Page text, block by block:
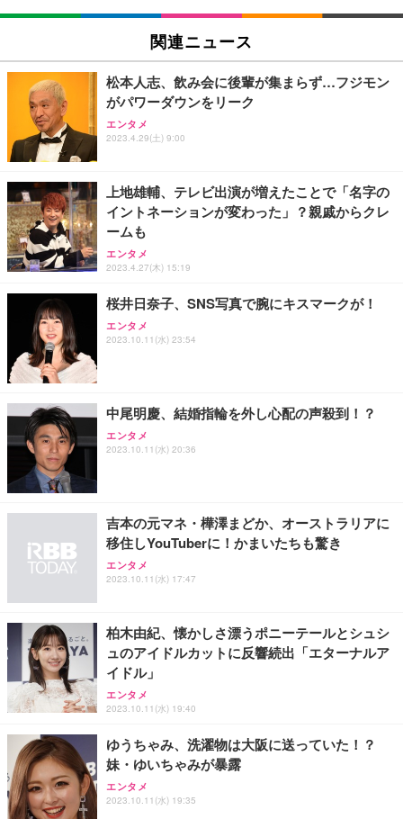
SIHOO B100 オフィスチェア／デスクチェア メッシ
ュチェア 人間工学 疲れない ブラック
￥27,999
Sezlife オフィスチェア デスクチェア 疲れない テレ
ワーク チェア 強化バックレスト 30度ロッキング機
能 人間工学 椅子 腰サポート 90度跳ね上げ式アーム
ョン PCチェア 通気性メッシュ ゲーミング/勉強/事
務用 おしゃれ パソコンチェア (ブラック)
Sezlife オフィスチェア デスクチェア 疲れない テレ
ワーク チェア 強化バックレスト 30度ロッキング機
能 人間工学 椅子 腰サポート 90度跳ね上げ式アーム
レスト 3Dヘッドレスト ハンガー付き 高反発クッシ
務用 おしゃれ パソコンチェア (ホワイト)
ANDWINT オフィスチェア デスクチェア 肘なし メ
ッシュ 通気性 ランバーサポート付き 腰サポート ガ
EIZO ビジネス向けプレミアムモニター | FlexScan
￥109,572
【純正品】27"ゲーミングモニター DualSense 充電
フック付き（CFI-ZDM1J）
【整備済み品】Dell E2724HS 27インチ 液晶モニタ
ー フルHD（1920×1080）VA 非光沢 HDMI/DisplayP
ort/VGA スピーカー内蔵 高さ調整 スイベル VESA対
応 ComfortView ビジネス向け
￥15,800
【MiniLED/24.5inch/280Hz/FHD】GRAPHT THE S
HOOTER Gaming Monitor 24” Essential ゲーミン
Amazonベーシック ペットシーツ 厚型 ワイド 42枚
x2袋(84枚) ホワイト(吸収面:ライトブルー)
￥3,234
ネオ・ルーライフ ネオ・オムツ L 中型犬用 26枚入
り 単品
Smart Basic(スマートベーシック) 【Amazon.co.jp
限定】 Smart Basic アイリスオーヤマ ペットシーツ
超厚型 お徳用 ワイド 100枚入 (x 1) (ケース販売)
アイリスオーヤマ ペットシーツ 超厚型 お徳用 レギ
ュラー 200枚入【Amazon.co.jp限定】
関連ニュース
松本人志、飲み会に後輩が集まらず…フジモン
がパワーダウンをリーク
エンタメ
2023.4.29(土) 9:00
上地雄輔、テレビ出演が増えたことで「名字の
イントネーションが変わった」？親戚からクレ
ームも
エンタメ
2023.4.27(木) 15:19
桜井日奈子、SNS写真で腕にキスマークが！
エンタメ
2023.10.11(水) 23:54
中尾明慶、結婚指輪を外し心配の声殺到！？
エンタメ
2023.10.11(水) 20:36
吉本の元マネ・樺澤まどか、オーストラリアに
移住しYouTuberに！かまいたちも驚き
エンタメ
2023.10.11(水) 17:47
柏木由紀、懐かしさ漂うポニーテールとシュシ
ュのアイドルカットに反響続出「エターナルア
イドル」
エンタメ
2023.10.11(水) 19:40
ゆうちゃみ、洗濯物は大阪に送っていた！？
妹・ゆいちゃみが暴露
エンタメ
2023.10.11(水) 19:35